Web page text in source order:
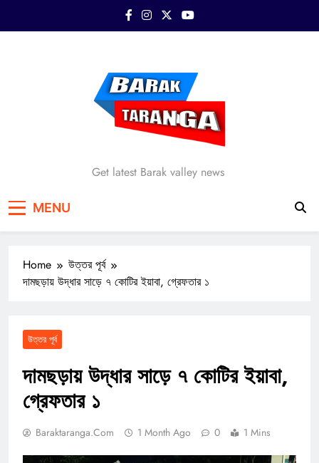
Barak Taranga
Get latest Barak valley news
MENU
Home
উত্তর পূর্ব
দামছড়ায় উদ্ধার সাড়ে ৭ কোটির ইয়াবা, গ্রেফতার ১
উত্তর পূর্ব
দামছড়ায় উদ্ধার সাড়ে ৭ কোটির ইয়াবা,
গ্রেফতার ১
Baraktaranga.com 1 Month Ago 0 1 Mins